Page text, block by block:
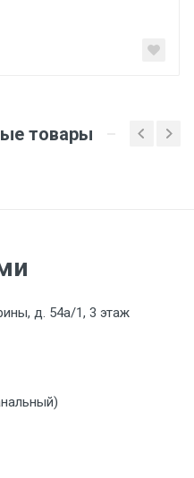
товары
д. 54а/1, 3 этаж